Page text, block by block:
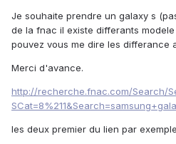
Je souhaite prendre un galaxy s
de la fnac il existe differants
pouvez vous me dire les differance
Merci d'avance.
http://recherche.fnac.com/Search/
les deux premier du lien par